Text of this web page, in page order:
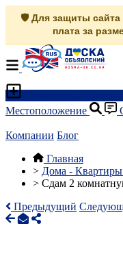
🛡️ Для защиты сайта
плата за
Местоположение
Компании Блог
Главная
> Дома - Квартиры
> Сдам 2
Предыдущий